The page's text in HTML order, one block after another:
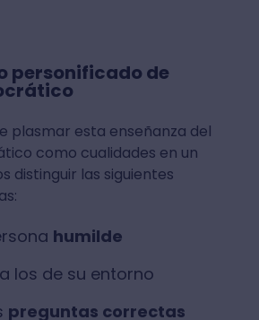
personificado de
plasmar esta enseñanza del
como cualidades en un
distinguir las siguientes
humilde
a los de su entorno
preguntas correctas